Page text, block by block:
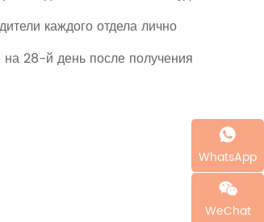
каждого отдела лично
на 28-й день после получения
WhatsApp
WeChat